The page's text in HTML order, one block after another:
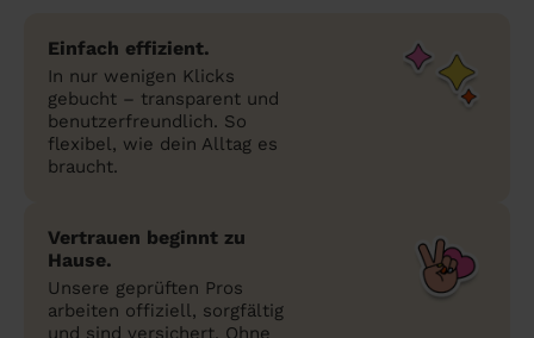
Einfach effizient.
In nur wenigen Klicks
gebucht – transparent und
benutzerfreundlich. So
flexibel, wie dein Alltag es
braucht.
Vertrauen beginnt zu
Hause.
Unsere geprüften Pros
arbeiten offiziell, sorgfältig
und sind versichert. Ohne